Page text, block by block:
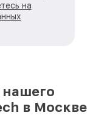
на
в Москве